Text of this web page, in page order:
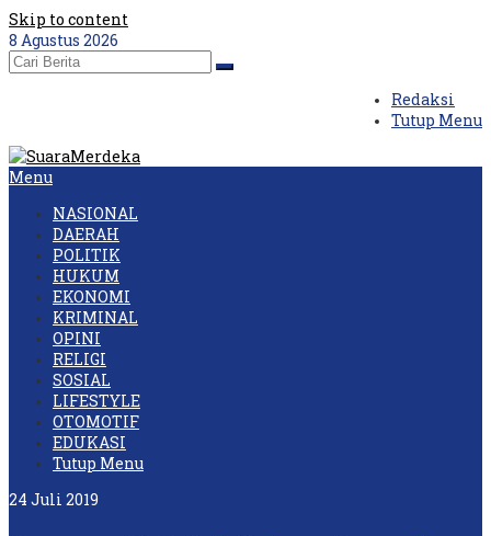
Skip to content
8 Agustus 2026
Redaksi
Tutup Menu
Menu
NASIONAL
DAERAH
POLITIK
HUKUM
EKONOMI
KRIMINAL
OPINI
RELIGI
SOSIAL
LIFESTYLE
OTOMOTIF
EDUKASI
Tutup Menu
24 Juli 2019